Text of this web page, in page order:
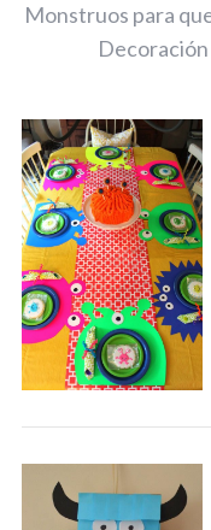
Monstruos para